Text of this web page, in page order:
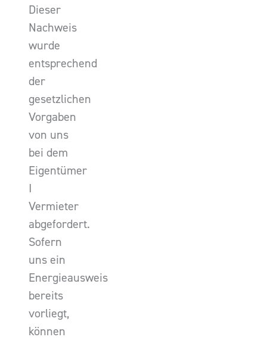
Dieser
Nachweis
wurde
entsprechend
der
gesetzlichen
Vorgaben
von uns
bei dem
Eigentümer
I
Vermieter
abgefordert.
Sofern
uns ein
Energieausweis
bereits
vorliegt,
können